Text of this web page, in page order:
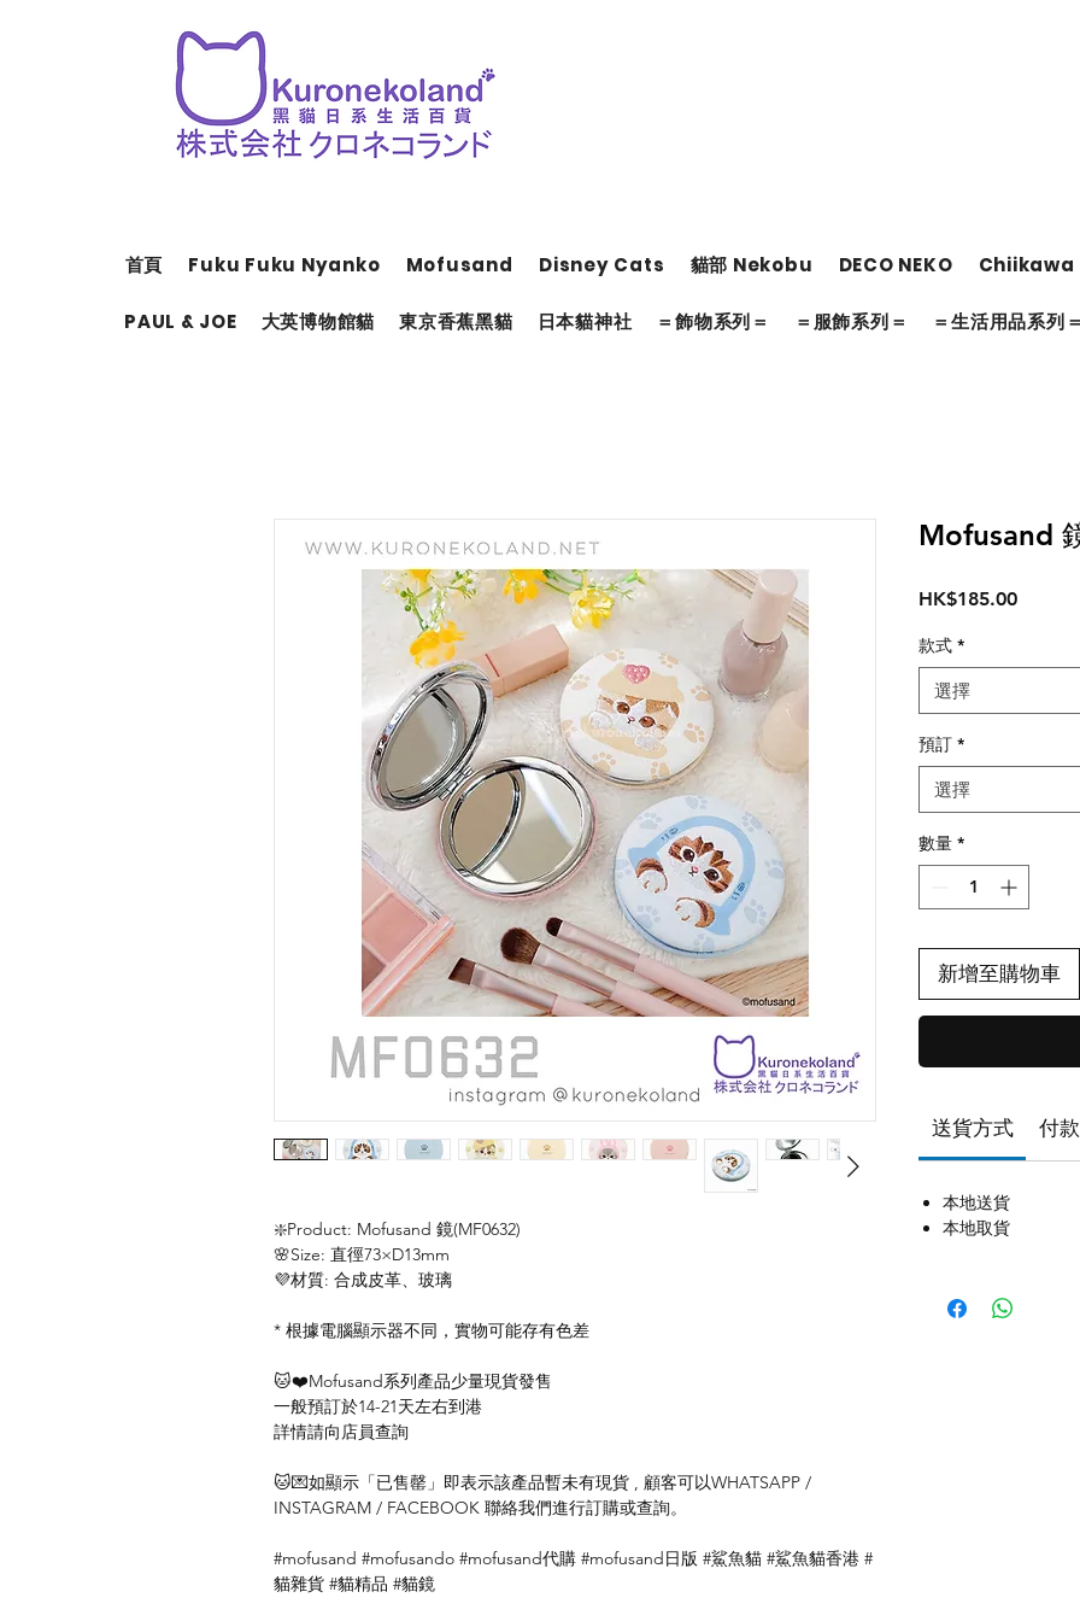
首頁 Fuku Fuku Nyanko Mofusand Disney Cats 貓部 Nekobu DECO NEKO Chiikawa
PAUL & JOE 大英博物館貓 東京香蕉黑貓 日本貓神社 ＝飾物系列＝ ＝服飾系列＝ ＝生活用品系列
❇️Product: Mofusand 鏡(MF0632)
🌸Size: 直徑73×D13mm
💜材質: 合成皮革、玻璃
* 根據電腦顯示器不同，實物可能存有色差
🐱❤️Mofusand系列產品少量現貨發售
一般預訂於14-21天左右到港
詳情請向店員查詢
🐱💌如顯示「已售罄」即表示該產品暫未有現貨 , 顧客可以WHATSAPP /
INSTAGRAM / FACEBOOK 聯絡我們進行訂購或查詢。
#mofusand #mofusando #mofusand代購 #mofusand日版 #鯊魚貓 #鯊魚貓香港 #
貓雜貨 #貓精品 #貓鏡
Mofusand
HK$185.00價
款式 *
選擇
預訂 *
選擇
數量 *
新增至購物車
送貨方式 付
本地送貨
本地取貨